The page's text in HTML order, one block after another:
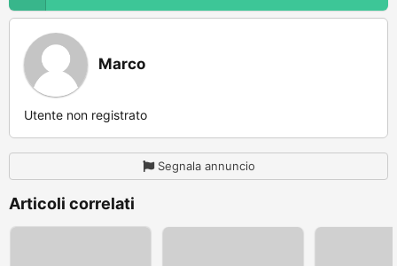
Marco
Utente non registrato
Segnala annuncio
Articoli correlati